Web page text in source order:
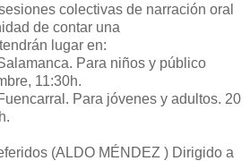
colectivas de narración oral
de contar una
lugar en:
Para niños y público
11:30h.
Para jóvenes y adultos. 20
(ALDO MÉNDEZ ) Dirigido a